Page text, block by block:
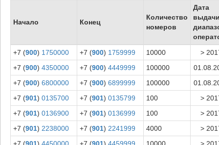
Начало Конец
Количество
номеров
Дата
+7 (900) 1750000 +7 (900) 1759999 10000
>
+7 (900) 4350000 +7 (900) 4449999 100000
+7 (900) 6800000 +7 (900) 6899999 100000
+7 (901) 0135700 +7 (901) 0135799 100
>
+7 (901) 0136900 +7 (901) 0136999 100
>
+7 (901) 2238000 +7 (901) 2241999 4000
>
+7 (901) 4450000 +7 (901) 4459999 10000
>